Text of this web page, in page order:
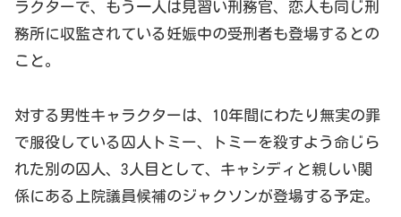
ラクターで、もう一人は見習い刑務官、恋人も同じ刑
務所に収監されている妊娠中の受刑者も登場するとの
こと。
対する男性キャラクターは、10年間にわたり無実の罪
で服役している囚人トミー、トミーを殺すよう命じら
れた別の囚人、3人目として、キャシディと親しい関
係にある上院議員候補のジャクソンが登場する予定。